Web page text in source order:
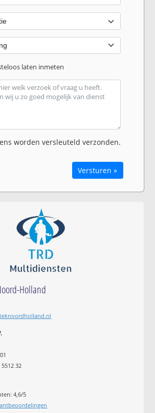
laten inmeten
worden versleuteld verzonden.
Versturen »
Holland
5512 32
4,6/5